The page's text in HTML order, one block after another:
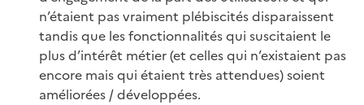
n’étaient pas vraiment plébiscités disparaissent
tandis que les fonctionnalités qui suscitaient le
plus d’intérêt métier (et celles qui n’existaient pas
encore mais qui étaient très attendues) soient
améliorées / développées.